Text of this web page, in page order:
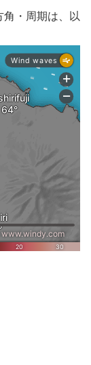
・周期は、以